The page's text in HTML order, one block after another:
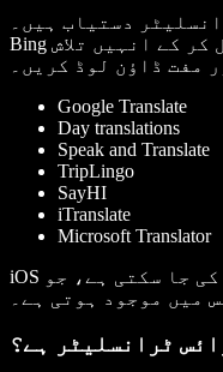
دستیاب ہیں۔
Bing یا کوئی بھی سرچ انجن استعمال کر کے انہیں تلاش
مفت ڈاؤن لوڈ کریں۔
Google Translate
Day translations
Speak and Translate
TripLingo
SayHI
iTranslate
Microsoft Translator
iOS کی مفت مترجم ایپ بھی استعمال کی جا سکتی ہے، جو
میں موجود ہوتی ہے۔
ٹرانسلیٹر ہے؟